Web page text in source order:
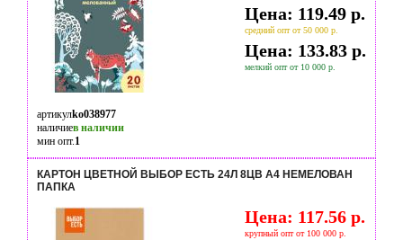
Цена: 119.49 р.
средний опт от 50 000 р.
Цена: 133.83 р.
мелкий опт от 10 000 р.
артикулko038977
наличиев наличии
мин опт.1
КАРТОН ЦВЕТНОЙ ВЫБОР ЕСТЬ 24Л 8ЦВ А4 НЕМЕЛОВАН
ПАПКА
Цена: 117.56 р.
крупный опт от 100 000 р.